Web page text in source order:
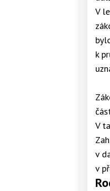
V
k
V
v
v